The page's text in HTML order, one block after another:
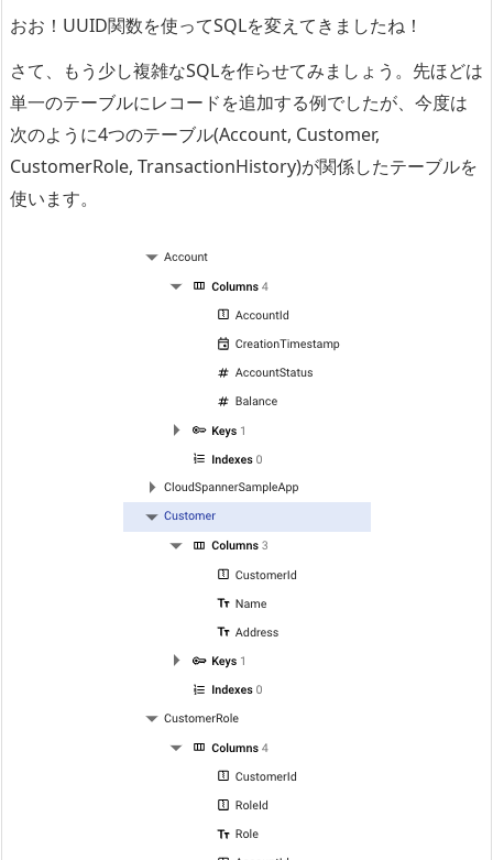
おお！UUID関数を使ってSQLを変えてきましたね！
さて、もう少し複雑なSQLを作らせてみましょう。先ほどは
単一のテーブルにレコードを追加する例でしたが、今度は
次のように4つのテーブル(Account, Customer,
CustomerRole, TransactionHistory)が関係したテーブルを
使います。